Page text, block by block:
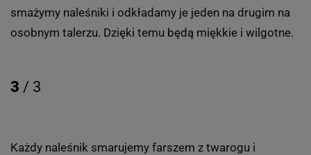
smażymy naleśniki i odkładamy je jeden na drugim na
osobnym talerzu. Dzięki temu będą miękkie i wilgotne.
3 / 3
Każdy naleśnik smarujemy farszem z twarogu i